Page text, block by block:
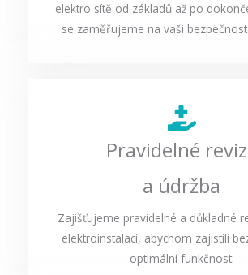
elektro sítě od základů až po
se zaměřujeme na vaši
Pravidelné
a údržba
Zajišťujeme pravidelné a důkladné
elektroinstalací, abychom zajistili
optimální funkčnost.